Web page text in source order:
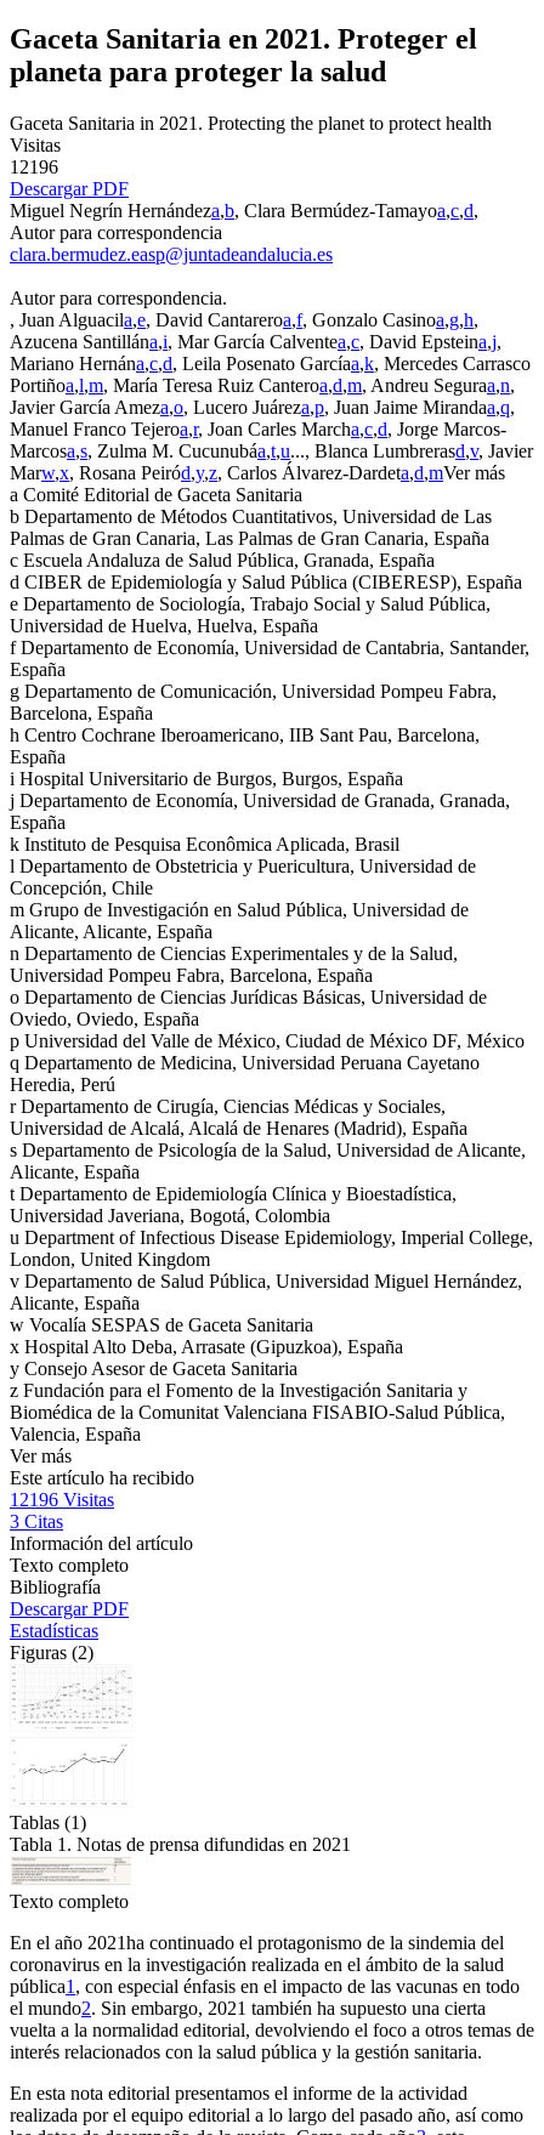
Gaceta Sanitaria en 2021. Proteger el
planeta para proteger la salud
Gaceta Sanitaria in 2021. Protecting the planet to protect health
Visitas
12196
Descargar PDF
Miguel Negrín Hernándeza,b, Clara Bermúdez-Tamayoa,c,d,
Autor para correspondencia
clara.bermudez.easp@juntadeandalucia.es
Autor para correspondencia.
, Juan Alguacila,e, David Cantareroa,f, Gonzalo Casinoa,g,h,
Azucena Santillána,i, Mar García Calventea,c, David Epsteina,j,
Mariano Hernána,c,d, Leila Posenato Garcíaa,k, Mercedes Carrasco
Portiñoa,l,m, María Teresa Ruiz Canteroa,d,m, Andreu Seguraa,n,
Javier García Ameza,o, Lucero Juáreza,p, Juan Jaime Mirandaa,q,
Manuel Franco Tejeroa,r, Joan Carles Marcha,c,d, Jorge Marcos-
Marcosa,s, Zulma M. Cucunubáa,t,u..., Blanca Lumbrerasd,v, Javier
Marw,x, Rosana Peiród,y,z, Carlos Álvarez-Dardeta,d,mVer más
a Comité Editorial de Gaceta Sanitaria
b Departamento de Métodos Cuantitativos, Universidad de Las
Palmas de Gran Canaria, Las Palmas de Gran Canaria, España
c Escuela Andaluza de Salud Pública, Granada, España
d CIBER de Epidemiología y Salud Pública (CIBERESP), España
e Departamento de Sociología, Trabajo Social y Salud Pública,
Universidad de Huelva, Huelva, España
fDepartamento de Economía, Universidad de Cantabria, Santander,
España
g Departamento de Comunicación, Universidad Pompeu Fabra,
Barcelona, España
h Centro Cochrane Iberoamericano, IIB Sant Pau, Barcelona,
España
i Hospital Universitario de Burgos, Burgos, España
j Departamento de Economía, Universidad de Granada, Granada,
España
k Instituto de Pesquisa Econômica Aplicada, Brasil
l Departamento de Obstetricia y Puericultura, Universidad de
Concepción, Chile
m Grupo de Investigación en Salud Pública, Universidad de
Alicante, Alicante, España
n Departamento de Ciencias Experimentales y de la Salud,
Universidad Pompeu Fabra, Barcelona, España
o Departamento de Ciencias Jurídicas Básicas, Universidad de
Oviedo, Oviedo, España
p Universidad del Valle de México, Ciudad de México DF, México
q Departamento de Medicina, Universidad Peruana Cayetano
Heredia, Perú
rDepartamento de Cirugía, Ciencias Médicas y Sociales,
Universidad de Alcalá, Alcalá de Henares (Madrid), España
s Departamento de Psicología de la Salud, Universidad de Alicante,
Alicante, España
t Departamento de Epidemiología Clínica y Bioestadística,
Universidad Javeriana, Bogotá, Colombia
u Department of Infectious Disease Epidemiology, Imperial College,
London, United Kingdom
v Departamento de Salud Pública, Universidad Miguel Hernández,
Alicante, España
w Vocalía SESPAS de Gaceta Sanitaria
x Hospital Alto Deba, Arrasate (Gipuzkoa), España
y Consejo Asesor de Gaceta Sanitaria
z Fundación para el Fomento de la Investigación Sanitaria y
Biomédica de la Comunitat Valenciana FISABIO-Salud Pública,
Valencia, España
Ver más
Este artículo ha recibido
12196 Visitas
3 Citas
Información del artículo
Texto completo
Bibliografía
Descargar PDF
Estadísticas
Figuras (2)
Tablas (1)
Tabla 1. Notas de prensa difundidas en 2021
Texto completo
En el año 2021ha continuado el protagonismo de la sindemia del
coronavirus en la investigación realizada en el ámbito de la salud
pública1 , con especial énfasis en el impacto de las vacunas en todo
el mundo2. Sin embargo, 2021 también ha supuesto una cierta
vuelta a la normalidad editorial, devolviendo el foco a otros temas de
interés relacionados con la salud pública y la gestión sanitaria.
En esta nota editorial presentamos el informe de la actividad
realizada por el equipo editorial a lo largo del pasado año, así como